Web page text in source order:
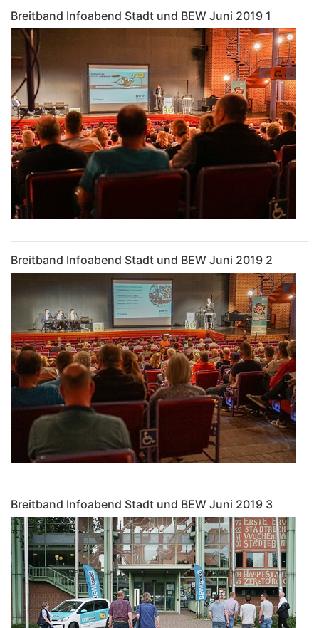
Breitband Infoabend Stadt und BEW Juni 2019 1
Breitband Infoabend Stadt und BEW Juni 2019 2
Breitband Infoabend Stadt und BEW Juni 2019 3